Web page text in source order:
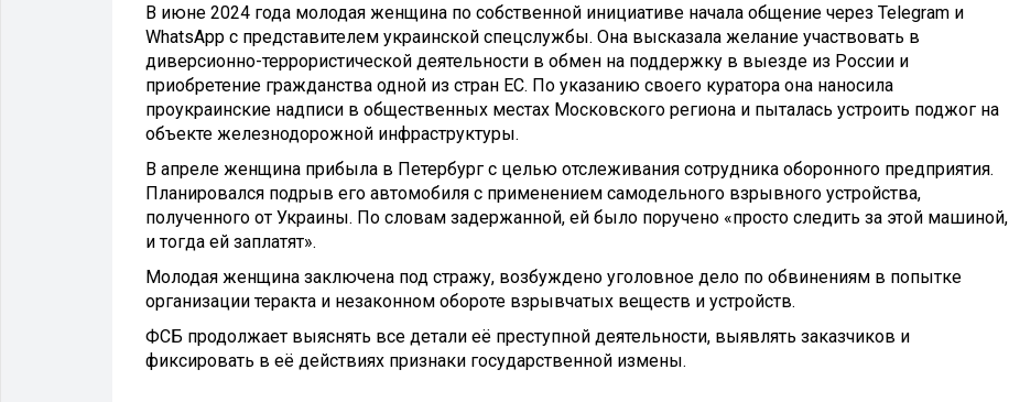
В июне 2024 года молодая женщина по собственной инициативе начала общение через Telegram и
WhatsApp с представителем украинской спецслужбы. Она высказала желание участвовать в
диверсионно-террористической деятельности в обмен на поддержку в выезде из России и
приобретение гражданства одной из стран ЕС. По указанию своего куратора она наносила
проукраинские надписи в общественных местах Московского региона и пыталась устроить поджог на
объекте железнодорожной инфраструктуры.
В апреле женщина прибыла в Петербург с целью отслеживания сотрудника оборонного предприятия.
Планировался подрыв его автомобиля с применением самодельного взрывного устройства,
полученного от Украины. По словам задержанной, ей было поручено «просто следить за этой машиной,
и тогда ей заплатят».
Молодая женщина заключена под стражу, возбуждено уголовное дело по обвинениям в попытке
организации теракта и незаконном обороте взрывчатых веществ и устройств.
ФСБ продолжает выяснять все детали её преступной деятельности, выявлять заказчиков и
фиксировать в её действиях признаки государственной измены.